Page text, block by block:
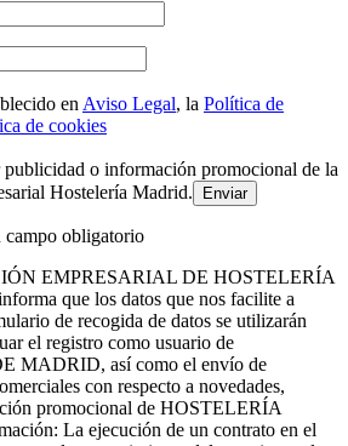
en Aviso Legal, la Política de
de cookies
o información promocional de la
Hostelería Madrid.
campo obligatorio
EMPRESARIAL DE HOSTELERÍA
que los datos que nos facilite a
de recogida de datos se utilizarán
el registro como usuario de
MADRID, así como el envío de
con respecto a novedades,
promocional de HOSTELERÍA
La ejecución de un contrato en el